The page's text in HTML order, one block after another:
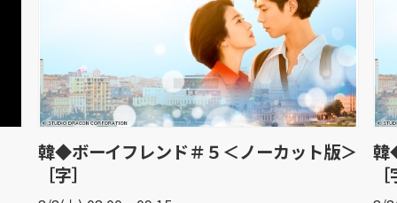
韓◆ボーイフレンド＃５＜ノーカット版＞
［字］
韓